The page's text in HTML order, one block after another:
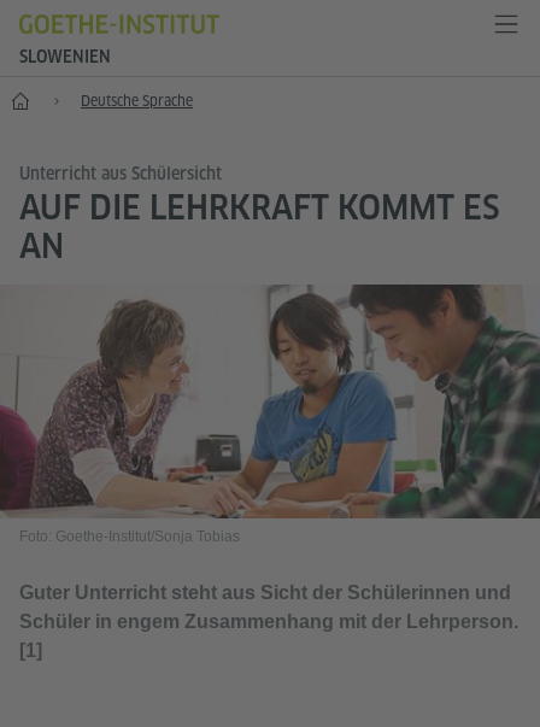
SLOWENIEN
Start Deutsche Sprache
Unterricht aus Schülersicht
AUF DIE LEHRKRAFT KOMMT ES
AN
Foto: Goethe-Institut/Sonja Tobias
Guter Unterricht steht aus Sicht der Schülerinnen und
Schüler in engem Zusammenhang mit der Lehrperson.
[1]